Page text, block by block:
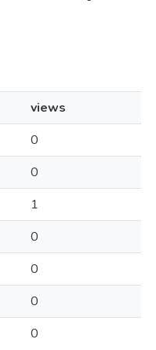
views
0
0
1
0
0
0
0